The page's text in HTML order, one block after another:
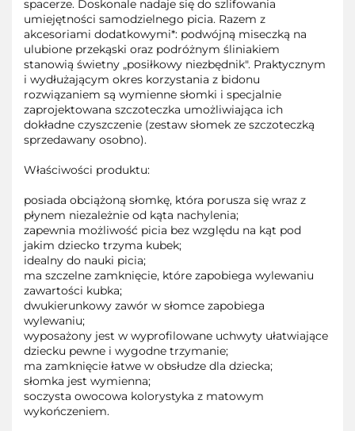
spacerze. Doskonale nadaje się do szlifowania
umiejętności samodzielnego picia. Razem z
akcesoriami dodatkowymi*: podwójną miseczką na
ulubione przekąski oraz podróżnym śliniakiem
stanowią świetny „posiłkowy niezbędnik". Praktycznym
i wydłużającym okres korzystania z bidonu
rozwiązaniem są wymienne słomki i specjalnie
zaprojektowana szczoteczka umożliwiająca ich
dokładne czyszczenie (zestaw słomek ze szczoteczką
sprzedawany osobno).
Właściwości produktu:
posiada obciążoną słomkę, która porusza się wraz z
płynem niezależnie od kąta nachylenia;
zapewnia możliwość picia bez względu na kąt pod
jakim dziecko trzyma kubek;
idealny do nauki picia;
ma szczelne zamknięcie, które zapobiega wylewaniu
zawartości kubka;
dwukierunkowy zawór w słomce zapobiega
wylewaniu;
wyposażony jest w wyprofilowane uchwyty ułatwiające
dziecku pewne i wygodne trzymanie;
ma zamknięcie łatwe w obsłudze dla dziecka;
słomka jest wymienna;
soczysta owocowa kolorystyka z matowym
wykończeniem.